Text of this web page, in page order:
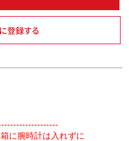
に腕時計は入れずに